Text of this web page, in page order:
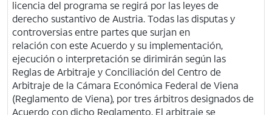
licencia del programa se regirá por las leyes de
derecho sustantivo de Austria. Todas las disputas y
controversias entre partes que surjan en
relación con este Acuerdo y su implementación,
ejecución o interpretación se dirimirán según las
Reglas de Arbitraje y Conciliación del Centro de
Arbitraje de la Cámara Económica Federal de Viena
(Reglamento de Viena), por tres árbitros designados de
Acuerdo con dicho Reglamento. El arbitraje se